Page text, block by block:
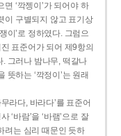
면 ‘깍젱이’가 되어야 하
이 구별되지 않고 표기상
이’로 정하였다. 그럼으
표준어가 되어 제9항의
그러나 밤나무, 떡갈나
뜻하는 ‘깍정이’는 원래
라다, 바라다’를 표준어
‘바람’을 ‘바램’으로 잘
려는 심리 때문인 듯하